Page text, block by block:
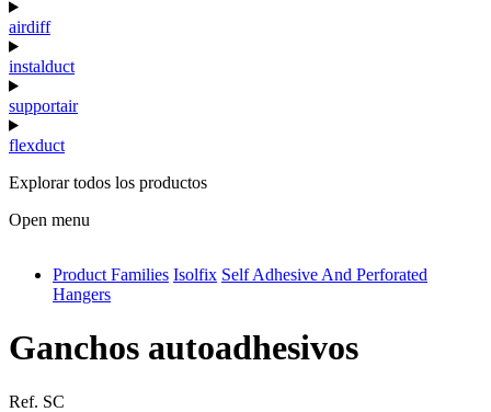
airdiff
instalduct
supportair
flexduct
Explorar todos los productos
Open menu
antivib
airdiff
instalduct
Product Families Isolfix Self Adhesive And Perforated
Hangers
Ganchos autoadhesivos
Ref. SC